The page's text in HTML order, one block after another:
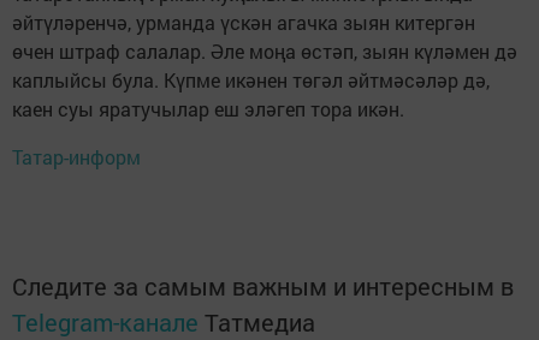
әйтүләренчә, урманда үскән агачка зыян китергән
өчен штраф салалар. Әле моңа өстәп, зыян күләмен дә
каплыйсы була. Күпме икәнен төгәл әйтмәсә­ләр дә,
каен суы яратучылар еш эләгеп тора икән.
Татар-информ
Следите за самым важным и интересным в
Telegram-канале Татмедиа